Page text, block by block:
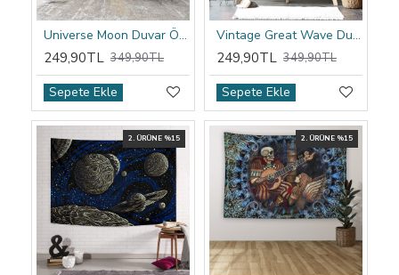
Universe Moon Duvar Örtüsü
249,90TL 349,90TL
Sepete Ekle
Vintage Great Wave Duvar Örtüsü
249,90TL 349,90TL
Sepete Ekle
2. ÜRÜNE %15 2. ÜRÜNE %15